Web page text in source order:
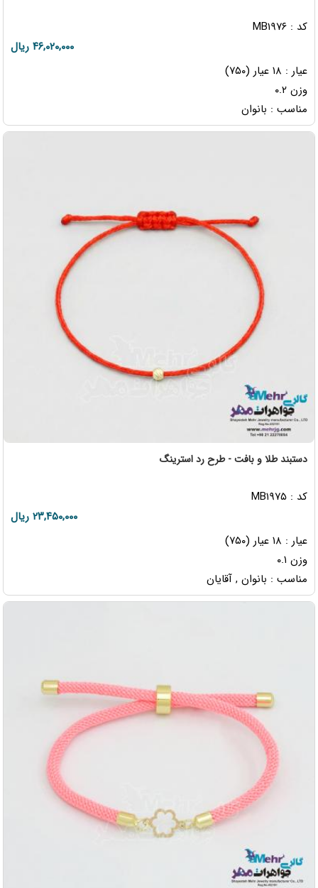
کد : MB۱۹۷۶
۴۶,۰۲۰,۰۰۰ ریال
عیار : ۱۸ عیار (۷۵۰)
وزن ۰.۲
مناسب : بانوان
دستبند طلا و بافت - طرح رد استرینگ
کد : MB۱۹۷۵
۲۳,۴۵۰,۰۰۰ ریال
عیار : ۱۸ عیار (۷۵۰)
وزن ۰.۱
مناسب : بانوان , آقایان